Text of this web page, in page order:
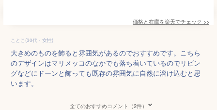
価格と在庫を楽天でチェック >>
ことこ(30代・女性)
大きめのものを飾ると雰囲気があるのでおすすめです。こちら
のデザインはマリメッコのなかでも落ち着いているのでリビン
グなどにドーンと飾っても既存の雰囲気に自然に溶け込むと思
います。
全てのおすすめコメント（2件）